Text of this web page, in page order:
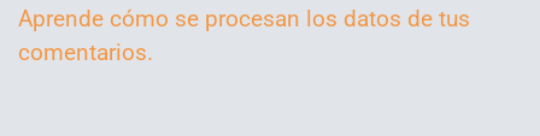
Aprende cómo se procesan los datos de tus
comentarios.